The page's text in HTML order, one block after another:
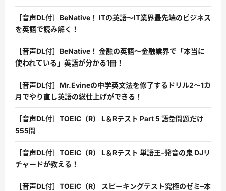
［音声DL付］BeNative！ ITの英語〜IT業界最先端のビジネス
を英語で読み解く！
［音声DL付］BeNative！ 金融の英語〜金融業界で「本当に
使われている」英語が分かる1冊！
［音声DL付］Mr.Evineの中学英文法を修了するドリル2〜1カ
月でやり直し英語の総仕上げができる！
［音声DL付］TOEIC（R） L＆Rテスト Part 5 語彙問題だけ
555問
［音声DL付］TOEIC（R） L＆Rテスト 単語王–発音の鬼 DJリ
チャードが教える！
［音声DL付］TOEIC（R） スピーキングテスト究極のゼミ–本